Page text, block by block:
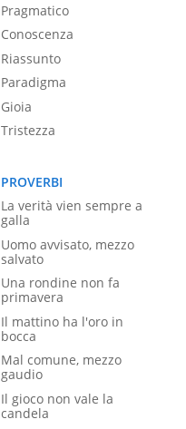
Pragmatico
Conoscenza
Riassunto
Paradigma
Gioia
Tristezza
PROVERBI
La verità vien sempre a
galla
Uomo avvisato, mezzo
salvato
Una rondine non fa
primavera
Il mattino ha l'oro in
bocca
Mal comune, mezzo
gaudio
Il gioco non vale la
candela